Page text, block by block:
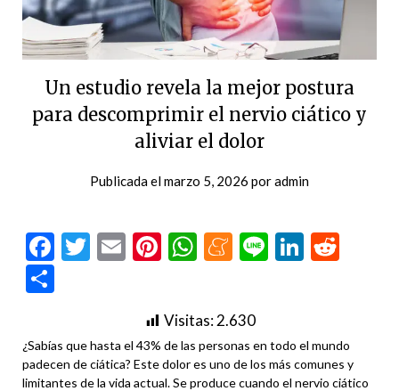
Un estudio revela la mejor postura
para descomprimir el nervio ciático y
aliviar el dolor
Publicada elmarzo 5, 2026 poradmin
Facebook
Twitter
EmailPinterest
WhatsApp
Meneame
Line
Visitas:2.630
¿Sabías que hasta el 43% de las personas en todo el mundo
padecen de ciática? Este dolor es uno de los más comunes y
limitantes de la vida actual. Se produce cuando el nervio ciático